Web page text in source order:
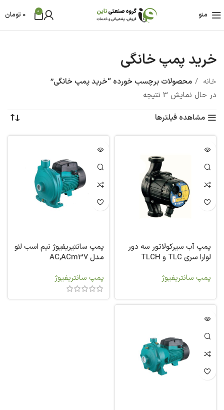
منو 0
0 تومان
خرید پمپ خانگی
خانه
محصولات برچسب خورده “خرید پمپ خانگی”
در حال نمایش 3 نتیجه
مشاهده فیلترها
پمپ آب سیرکولاتور سه دور
لوارا سری TLC و TLCH
پمپ سانتریفیوژ
پمپ سانتیریفیوژ نیم اسب لئو
مدل AC,ACm37
پمپ سانتریفیوژ